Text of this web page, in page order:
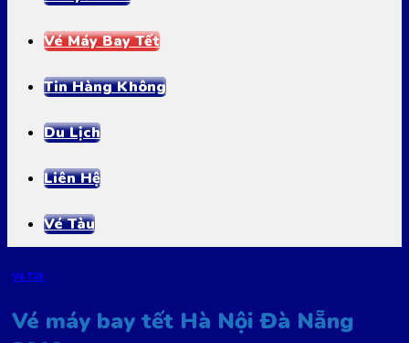
Vé Máy Bay Tết
Tin Hàng Không
Du Lịch
Liên Hệ
Vé Tàu
Vé Tết
Vé máy bay tết Hà Nội Đà Nẵng